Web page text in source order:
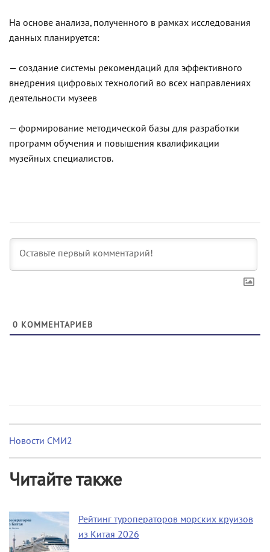
На основе анализа, полученного в рамках исследования
данных планируется:
— создание системы рекомендаций для эффективного
внедрения цифровых технологий во всех направлениях
деятельности музеев
— формирование методической базы для разработки
программ обучения и повышения квалификации
музейных специалистов.
0 КОММЕНТАРИЕВ
Новости СМИ2
Читайте также
Рейтинг туроператоров морских круизов
из Китая 2026